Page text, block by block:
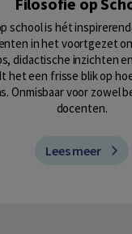
school is hét
in het voortgezet
didactische inzichten
het een frisse blik op
Onmisbaar voor zowel
docenten.
Lees meer